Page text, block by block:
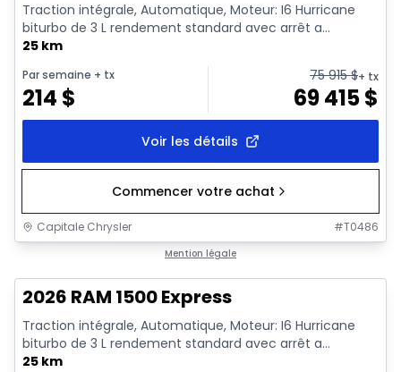
Traction intégrale, Automatique, Moteur: I6 Hurricane
biturbo de 3 L rendement standard avec arrêt a...
25 km
Par semaine + tx
214 $
75 915$+ tx
69 415$
Voir les détails
Commencer votre achat
Capitale Chrysler #T0486
Mention légale
2026 RAM 1500 Express
Traction intégrale, Automatique, Moteur: I6 Hurricane
biturbo de 3 L rendement standard avec arrêt a...
25 km